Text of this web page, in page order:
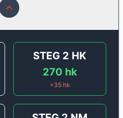
STEG 2 HK
270 hk
+35hk